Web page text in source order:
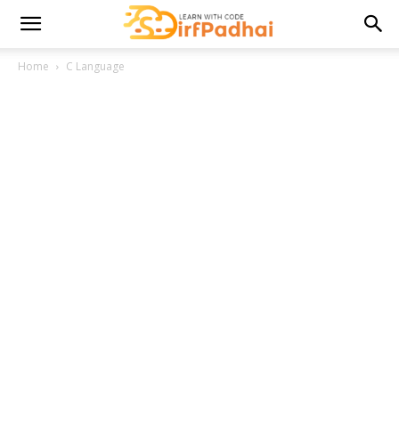
Home C Language